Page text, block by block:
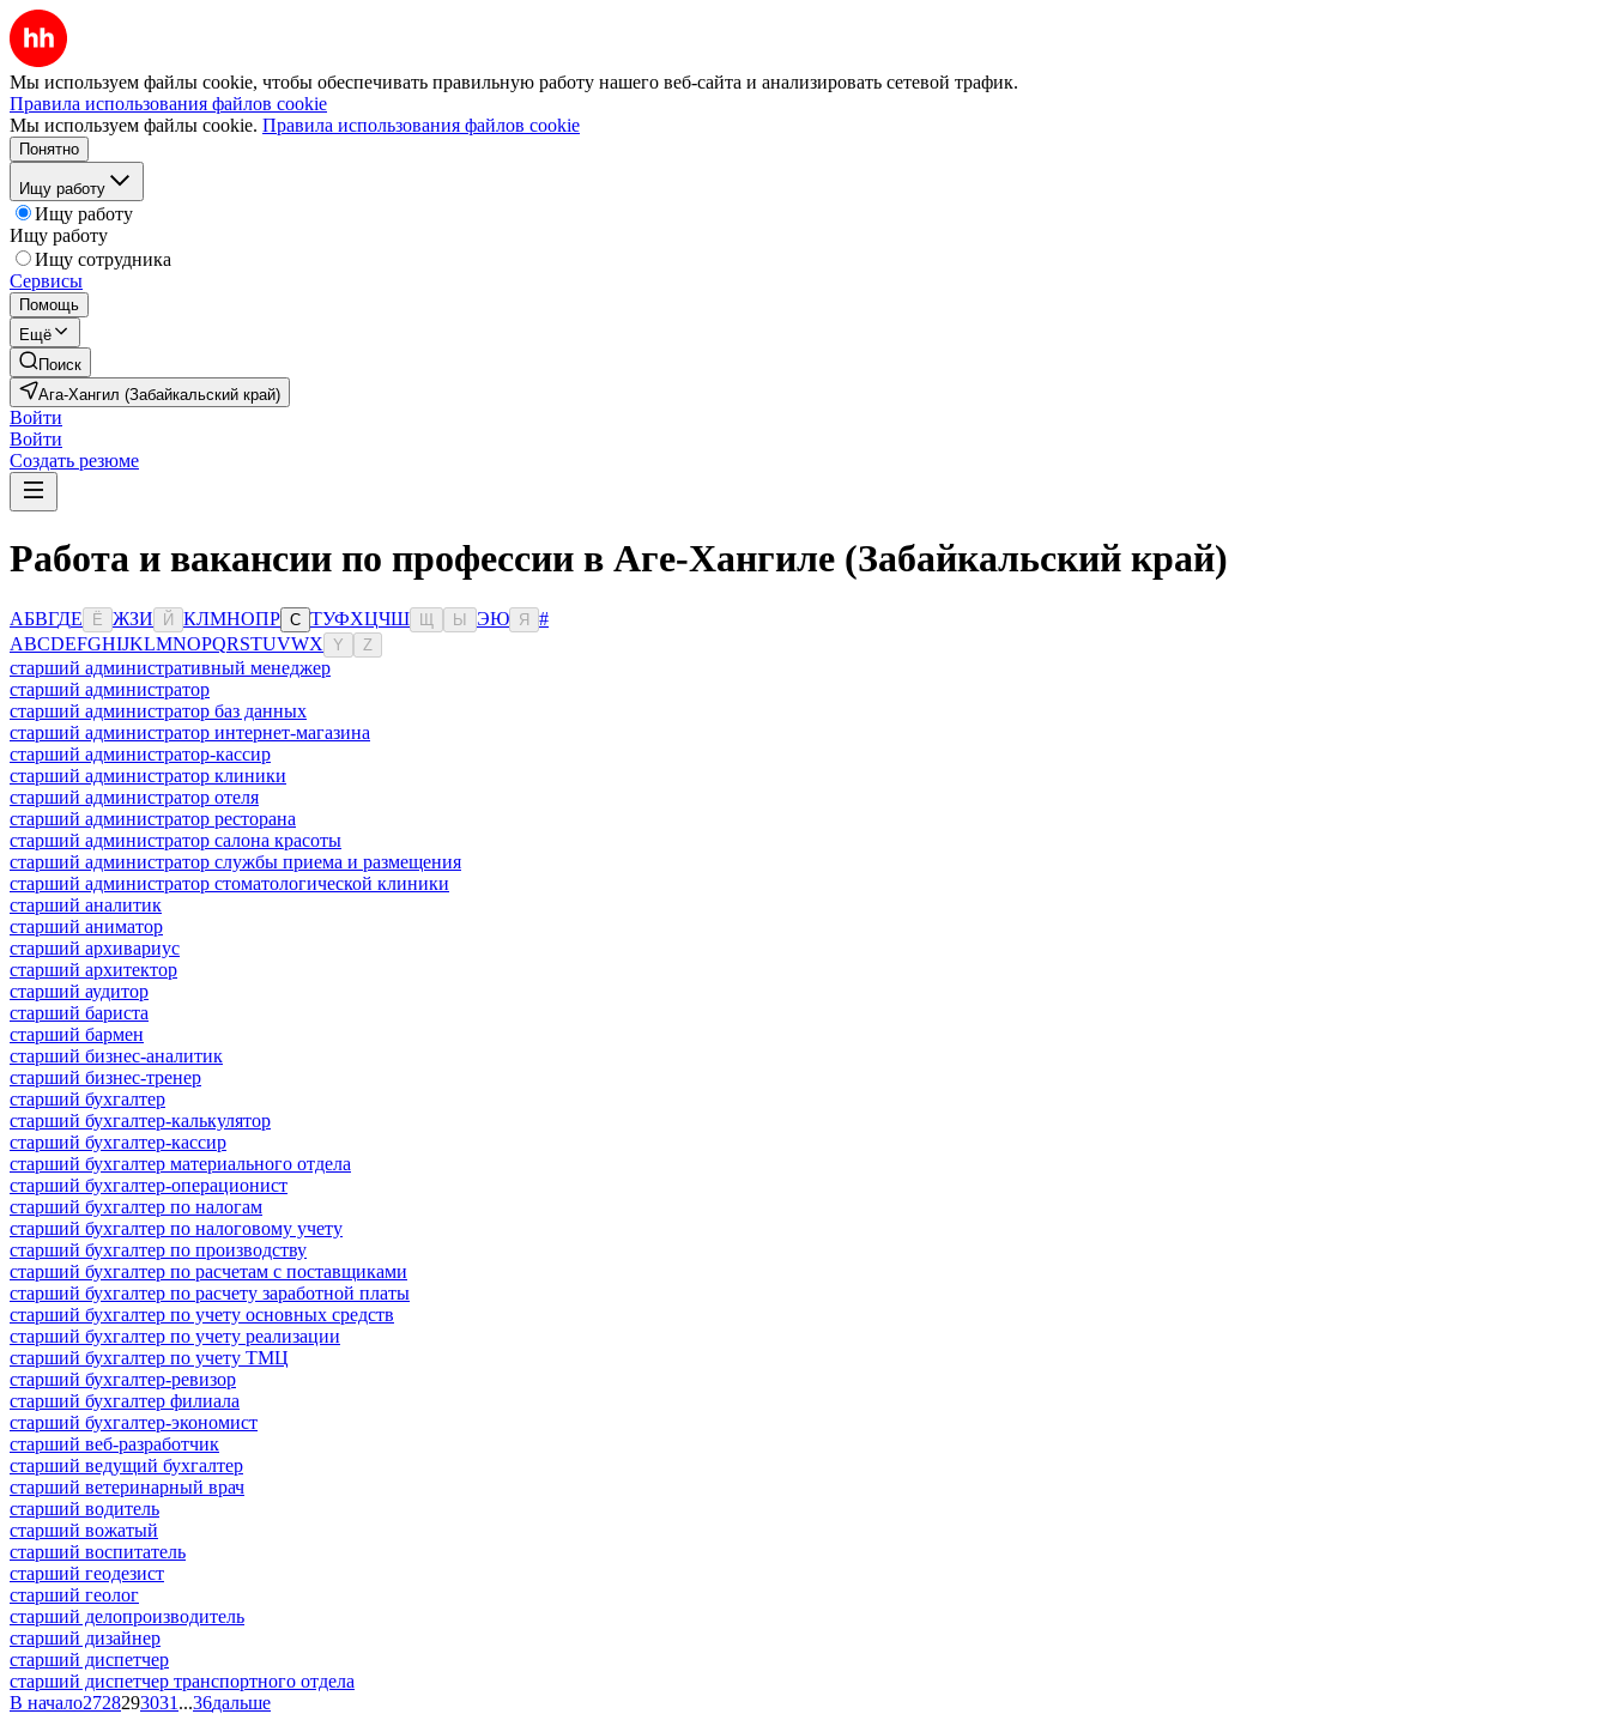
Мы используем файлы cookie, чтобы обеспечивать правильную работу нашего веб-сайта и анализировать сетевой трафик.
Правила использования файлов cookie
Мы используем файлы cookie. Правила использования файлов cookie
Понятно
Ищу работу
Ищу работу
Ищу работу
Ищу сотрудника
Сервисы
Помощь
Ещё
Поиск
Ага-Хангил (Забайкальский край)
Войти
Войти
Создать резюме
Работа и вакансии по профессии в Аге-Хангиле (Забайкальский край)
АБВГДЕ Ё ЖЗИ Й КЛМНОПР С ТУФХЦЧШ Ы ЭЮ Я
#
ABCDEFGHIJKLMNOPQRSTUVWX Y Z
старший административный менеджер
старший администратор
старший администратор баз данных
старший администратор интернет-магазина
старший администратор-кассир
старший администратор клиники
старший администратор отеля
старший администратор ресторана
старший администратор салона красоты
старший администратор службы приема и размещения
старший администратор стоматологической клиники
старший аналитик
старший аниматор
старший архивариус
старший архитектор
старший аудитор
старший бариста
старший бармен
старший бизнес-аналитик
старший бизнес-тренер
старший бухгалтер
старший бухгалтер-калькулятор
старший бухгалтер-кассир
старший бухгалтер материального отдела
старший бухгалтер-операционист
старший бухгалтер по налогам
старший бухгалтер по налоговому учету
старший бухгалтер по производству
старший бухгалтер по расчетам с поставщиками
старший бухгалтер по расчету заработной платы
старший бухгалтер по учету основных средств
старший бухгалтер по учету реализации
старший бухгалтер по учету ТМЦ
старший бухгалтер-ревизор
старший бухгалтер филиала
старший бухгалтер-экономист
старший веб-разработчик
старший ведущий бухгалтер
старший ветеринарный врач
старший водитель
старший вожатый
старший воспитатель
старший геодезист
старший геолог
старший делопроизводитель
старший дизайнер
старший диспетчер
старший диспетчер транспортного отдела
В начало2728293031 ...36дальше